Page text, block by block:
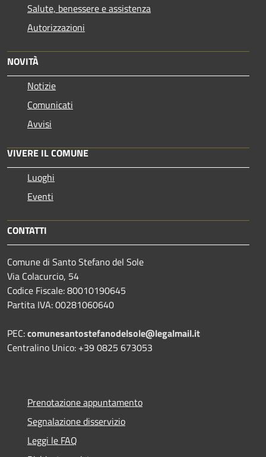
Salute, benessere e assistenza
Autorizzazioni
NOVITÀ
Notizie
Comunicati
Avvisi
VIVERE IL COMUNE
Luoghi
Eventi
CONTATTI
Comune di Santo Stefano del Sole
Via Colacurcio, 54
Codice Fiscale: 80010190645
Partita IVA: 00281060640
PEC:comunesantostefanodelsole@legalmail.it
Centralino Unico: +39 0825 673053
Prenotazione appuntamento
Segnalazione disservizio
Leggi le FAQ